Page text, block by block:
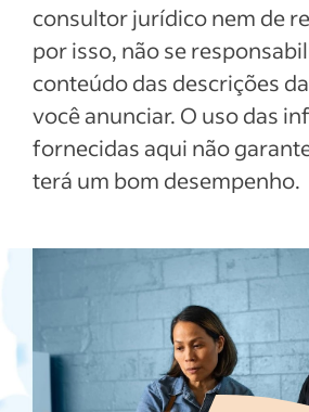
consultor jurídico nem de
por isso, não se
conteúdo das descrições
você anunciar. O uso das
fornecidas aqui não
terá um bom desempenho.